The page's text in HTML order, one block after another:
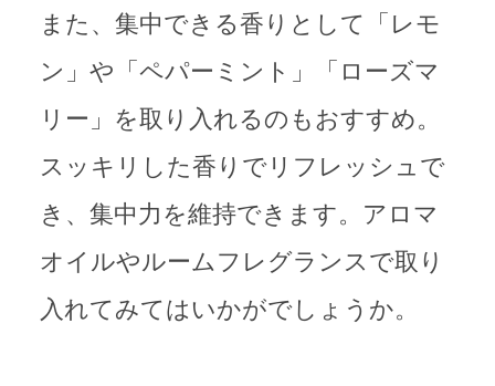
また、集中できる香りとして「レモ
ン」や「ペパーミント」「ローズマ
リー」を取り入れるのもおすすめ。
スッキリした香りでリフレッシュで
き、集中力を維持できます。アロマ
オイルやルームフレグランスで取り
入れてみてはいかがでしょうか。